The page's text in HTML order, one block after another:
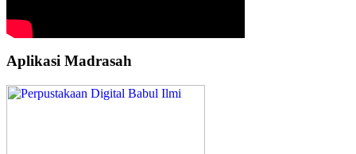
Aplikasi Madrasah